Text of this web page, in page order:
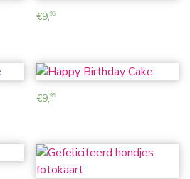
€9,95
€9,95